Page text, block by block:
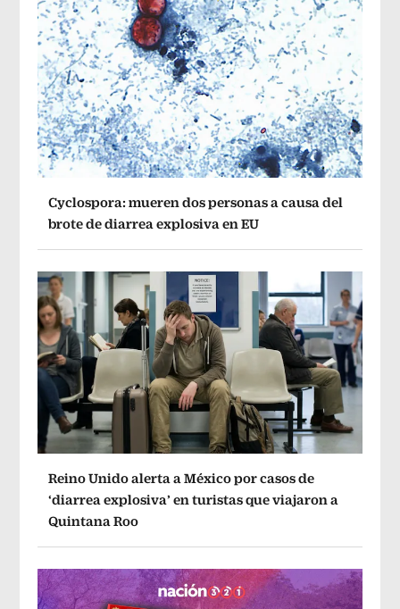
Cyclospora: mueren dos personas a causa del
brote de diarrea explosiva en EU
Reino Unido alerta a México por casos de
‘diarrea explosiva’ en turistas que viajaron a
Quintana Roo